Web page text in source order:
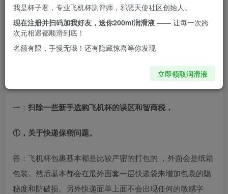
一：扫除一些新手选购飞机杯的误区和智商税，
二：业内所说的“刺激”和我们感受到的刺激的区别
一： 扫除一些新手选购飞机杯的误区和智商税，
​①，关于快递保密问题。
答：飞机杯包裹基本都是比较严密的打包的 ，外面会是纸箱
包装。然后基本都会在最外面套一层快递袋来增加包裹的隐
秘度和防破损。另外快递面单上面不会出现任何的敏感字
我是杯子君，专业飞机杯测评师，邪恶天使社区创始人。
现在注册并扫码加我好友，送你200ml润滑液 —— 让每一次跨
次元相遇都顺滑到底！
名额有限，手慢无哦！还有隐藏惊喜等你发现
立即领取润滑液